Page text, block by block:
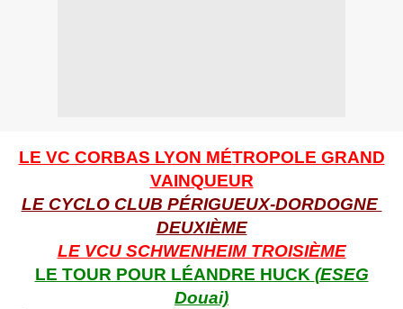
LE VC CORBAS LYON MÉTROPOLE GRAND
VAINQUEUR
LE CYCLO CLUB PÉRIGUEUX-DORDOGNE
DEUXIÈME
LE VCU SCHWENHEIM TROISIÈME
LE TOUR POUR LÉANDRE HUCK (ESEG
Douai)